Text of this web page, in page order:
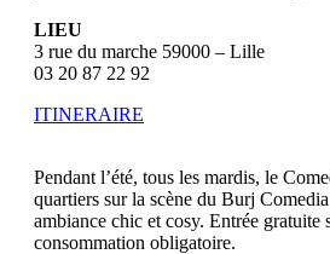
LIEU
3 rue du marche 59000 – Lille
03 20 87 22 92
ITINERAIRE
Pendant l’été, tous les mardis, le
quartiers sur la scène du Burj Comedia
ambiance chic et cosy. Entrée gratuite
consommation obligatoire.